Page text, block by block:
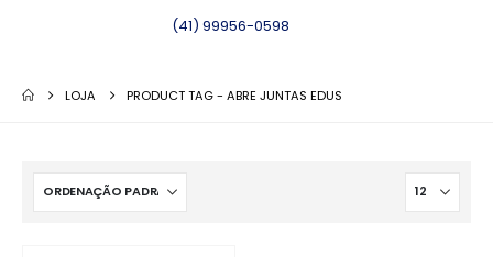
(41) 99956-0598
LOJA PRODUCT TAG -ABRE JUNTAS EDUS